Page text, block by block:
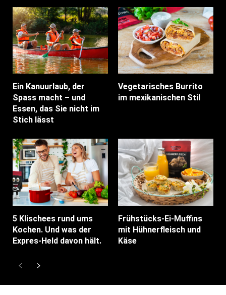
Ein Kanuurlaub, der
Spass macht – und
Essen, das Sie nicht im
Stich lässt
Vegetarisches Burrito
im mexikanischen Stil
5 Klischees rund ums
Kochen. Und was der
Expres-Held davon hält.
Frühstücks-Ei-Muffins
mit Hühnerfleisch und
Käse